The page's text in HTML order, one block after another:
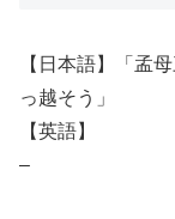
【日本語】「孟
っ越そう」
【英語】
–